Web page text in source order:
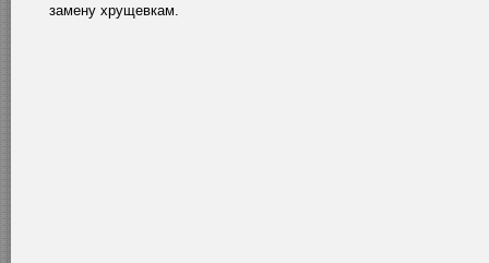
замену хрущевкам.